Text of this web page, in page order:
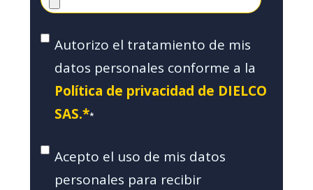
Autorizo el tratamiento de mis
datos personales conforme a la
Política de privacidad de DIELCO
SAS.**
Acepto el uso de mis datos
personales para recibir